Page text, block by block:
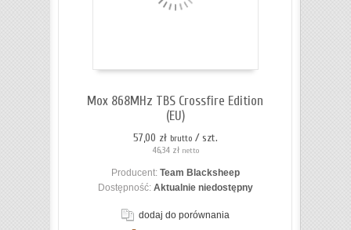
Mox 868MHz TBS Crossfire Edition
(EU)
57,00 zł brutto / szt.
46,34 zł netto
Producent: Team Blacksheep
Dostępność: Aktualnie niedostępny
dodaj do porównania